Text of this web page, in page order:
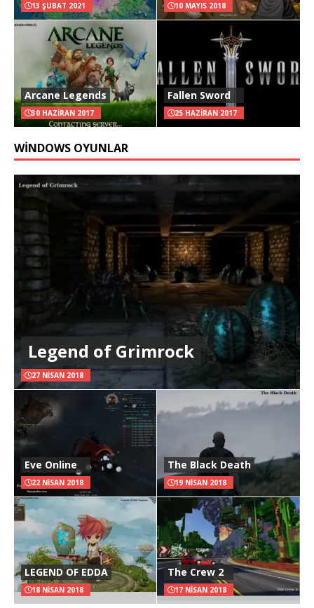
13 ŞUBAT 2021 10 MAYIS 2018
Arcane Legends
30 HAZIRAN 2017
Fallen Sword
25 HAZIRAN 2017
WINDOWS OYUNLAR
Legend of Grimrock
27 NISAN 2018
Eve Online
22 NISAN 2018
The Black Death
19 NISAN 2018
LEGEND OF EDDA
18 NISAN 2018
The Crew 2
17 NISAN 2018